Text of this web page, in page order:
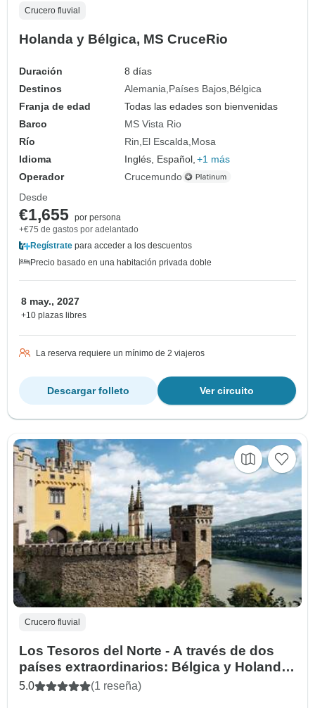
Crucero fluvial
Holanda y Bélgica, MS CruceRio
Duración
8 días
Destinos
Alemania Países Bajos Bélgica
Franja de edad
Todas las edades son bienvenidas
Barco
MS Vista Rio
Río
Rin El Escalda Mosa
Idioma
Inglés, Español, +1 más
Operador
Crucemundo
Desde
€1,655 por persona
+€75 de gastos por adelantado
Regístrate para acceder a los descuentos
Precio basado en una habitación privada doble
8 may., 2027
+10 plazas libres
La reserva requiere un mínimo de 2 viajeros
Ver circuito
Descargar folleto
Crucero fluvial
Los Tesoros del Norte - A través de dos
países extraordinarios: Bélgica y Holanda
(crucero puerto a puerto)
5.0 (1 reseña)